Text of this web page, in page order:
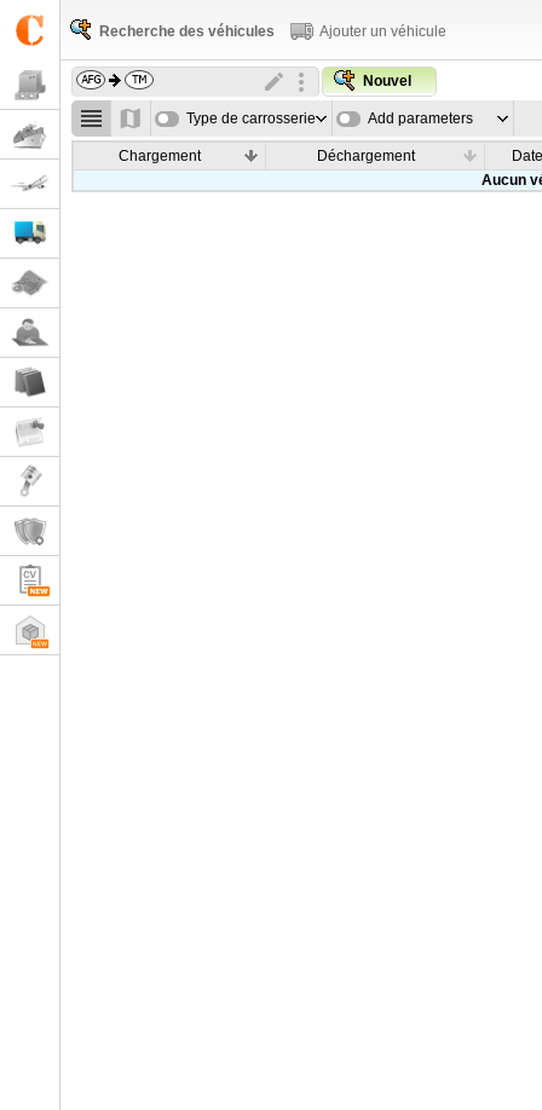
Recherche des véhicules Ajouter un véhicule
Nouvel
Type de carrosserie Add parameters
Chargement Déchargement
Aucun